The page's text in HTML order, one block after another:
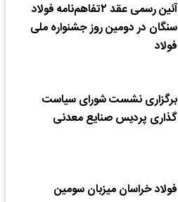
آئین رسمی عقد ۲تفاهم‌نامه فولاد
سنگان در دومین روز جشنواره ملی
فولاد
برگزاری نشست شورای سیاست
گذاری پردیس صنایع معدنی
فولاد خراسان میزبان سومین